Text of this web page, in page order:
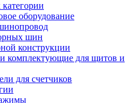
оборудование
шин
конструкции
комплектующие для щитов и
для счетчиков